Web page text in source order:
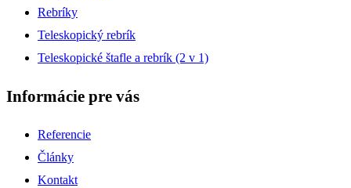
Rebríky
Teleskopický rebrík
Teleskopické štafle a rebrík (2 v 1)
Informácie pre vás
Referencie
Články
Kontakt